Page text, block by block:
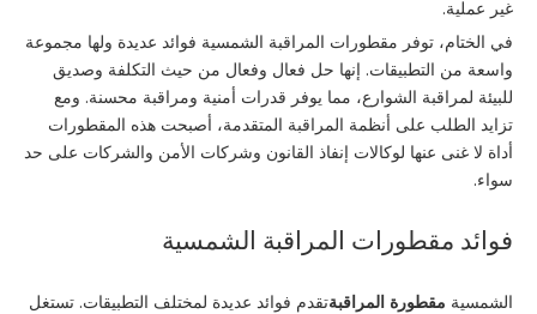
غير عملية.
في الختام، توفر مقطورات المراقبة الشمسية فوائد عديدة ولها مجموعة
واسعة من التطبيقات. إنها حل فعال وفعال من حيث التكلفة وصديق
للبيئة لمراقبة الشوارع، مما يوفر قدرات أمنية ومراقبة محسنة. ومع
تزايد الطلب على أنظمة المراقبة المتقدمة، أصبحت هذه المقطورات
أداة لا غنى عنها لوكالات إنفاذ القانون وشركات الأمن والشركات على حد
سواء.
فوائد مقطورات المراقبة الشمسية
الشمسية مقطورة المراقبةتقدم فوائد عديدة لمختلف التطبيقات. تستغل